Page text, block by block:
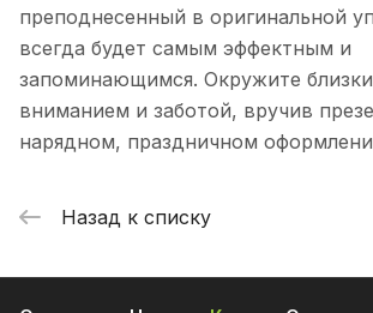
преподнесенный в оригинальной
всегда будет самым эффектным и
запоминающимся. Окружите
вниманием и заботой, вручив
нарядном, праздничном
Назад к списку